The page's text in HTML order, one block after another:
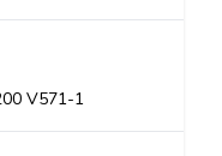
V571-1